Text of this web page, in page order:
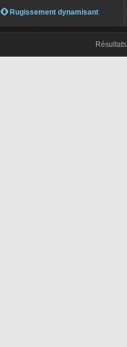
 Rugissement dynamisant
Résultats